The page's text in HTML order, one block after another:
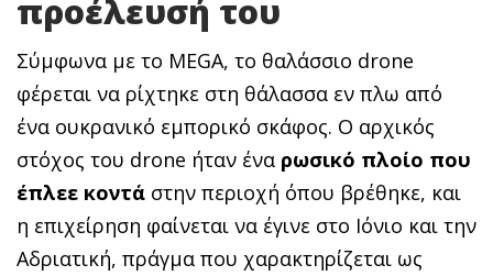
προέλευσή του
Σύμφωνα με το MEGA, το θαλάσσιο drone
φέρεται να ρίχτηκε στη θάλασσα εν πλω από
ένα ουκρανικό εμπορικό σκάφος. Ο αρχικός
στόχος του drone ήταν ένα ρωσικό πλοίο που
έπλεε κοντά στην περιοχή όπου βρέθηκε, και
η επιχείρηση φαίνεται να έγινε στο Ιόνιο και την
Αδριατική, πράγμα που χαρακτηρίζεται ως